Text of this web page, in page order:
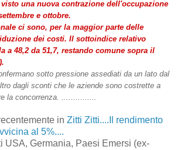
una nuova contrazione dell'occupazione
e ottobre.
ci sono, per la maggior parte delle
dei costi. Il sottoindice relativo
a 48,2 da 51,7, restando comune sopra il
sotto pressione assediati da un lato dal
dagli sconti che le aziende sono costrette a
la concorrenza. ...............
in Zitti Zitti....Il rendimento
al 5%....
USA, Germania, Paesi Emersi (ex-